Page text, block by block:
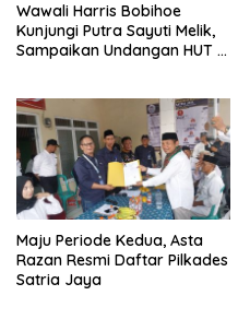
Wawali Harris Bobihoe
Kunjungi Putra Sayuti Melik,
Sampaikan Undangan HUT RI
Maju Periode Kedua, Asta
Razan Resmi Daftar Pilkades
Satria Jaya